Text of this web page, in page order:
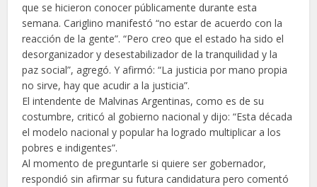
que se hicieron conocer públicamente durante esta
semana. Cariglino manifestó “no estar de acuerdo con la
reacción de la gente”. “Pero creo que el estado ha sido el
desorganizador y desestabilizador de la tranquilidad y la
paz social”, agregó. Y afirmó: “La justicia por mano propia
no sirve, hay que acudir a la justicia”.
El intendente de Malvinas Argentinas, como es de su
costumbre, criticó al gobierno nacional y dijo: “Esta década
el modelo nacional y popular ha logrado multiplicar a los
pobres e indigentes”.
Al momento de preguntarle si quiere ser gobernador,
respondió sin afirmar su futura candidatura pero comentó